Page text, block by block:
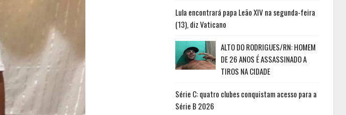
Lula encontrará papa Leão XIV na segunda-feira
(13), diz Vaticano
ALTO DO RODRIGUES/RN: HOMEM
DE 26 ANOS É ASSASSINADO A
TIROS NA CIDADE
Série C: quatro clubes conquistam acesso para a
Série B 2026